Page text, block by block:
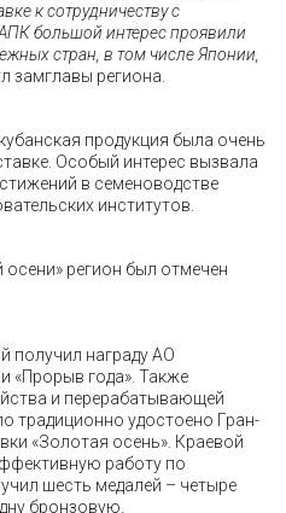
к сотрудничеству с
большой интерес проявили
стран, в том числе Японии,
замглавы региона.
продукция была очень
Особый интерес вызвала
в семеноводстве
институтов.
регион был отмечен
получил награду АО
«Прорыв года». Также
и перерабатывающей
традиционно удостоено Гран-
«Золотая осень». Краевой
работу по
шесть медалей – четыре
бронзовую.